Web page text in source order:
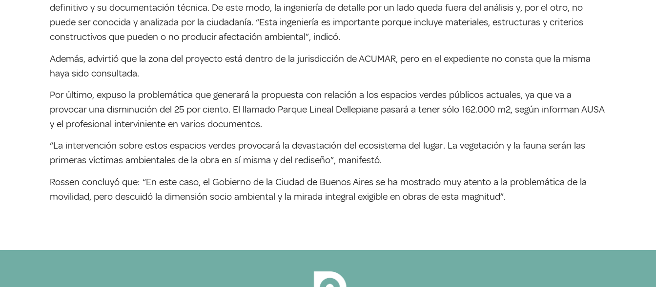
definitivo y su documentación técnica. De este modo, la ingeniería de detalle por un lado queda fuera del análisis y, por el otro, no
puede ser conocida y analizada por la ciudadanía. “Esta ingeniería es importante porque incluye materiales, estructuras y criterios
constructivos que pueden o no producir afectación ambiental”, indicó.
Además, advirtió que la zona del proyecto está dentro de la jurisdicción de ACUMAR, pero en el expediente no consta que la misma
haya sido consultada.
Por último, expuso la problemática que generará la propuesta con relación a los espacios verdes públicos actuales, ya que va a
provocar una disminución del 25 por ciento. El llamado Parque Lineal Dellepiane pasará a tener sólo 162.000 m2, según informan AUSA
y el profesional interviniente en varios documentos.
“La intervención sobre estos espacios verdes provocará la devastación del ecosistema del lugar. La vegetación y la fauna serán las
primeras víctimas ambientales de la obra en sí misma y del rediseño”, manifestó.
Rossen concluyó que: “En este caso, el Gobierno de la Ciudad de Buenos Aires se ha mostrado muy atento a la problemática de la
movilidad, pero descuidó la dimensión socio ambiental y la mirada integral exigible en obras de esta magnitud”.